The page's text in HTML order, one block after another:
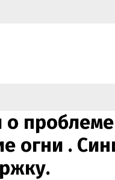
проблеме
огни .